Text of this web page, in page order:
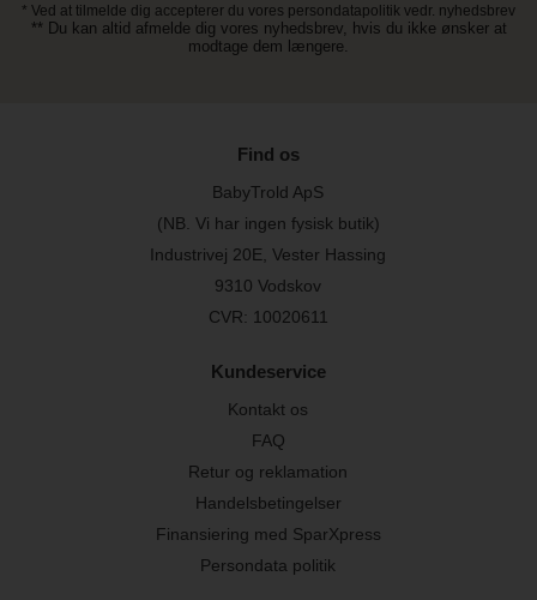
* Ved at tilmelde dig accepterer du vores persondatapolitik vedr. nyhedsbrev
** Du kan altid afmelde dig vores nyhedsbrev, hvis du ikke ønsker at
modtage dem længere.
Find os
BabyTrold ApS
(NB. Vi har ingen fysisk butik)
Industrivej 20E, Vester Hassing
9310 Vodskov
CVR: 10020611
Kundeservice
Kontakt os
FAQ
Retur og reklamation
Handelsbetingelser
Finansiering med SparXpress
Persondata politik